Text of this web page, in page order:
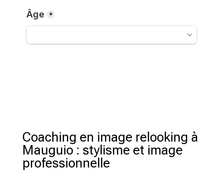
Coaching en image relooking à
Mauguio : stylisme et image
professionnelle